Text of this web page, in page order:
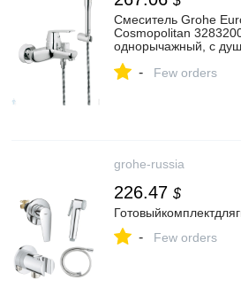
Смеситель Grohe
Cosmopolitan
однорычажный, с
975 руб.
- Few orders
grohe-russia
226.47 $
- Few orders